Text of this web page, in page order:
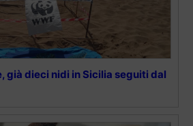
già dieci nidi in Sicilia seguiti dal